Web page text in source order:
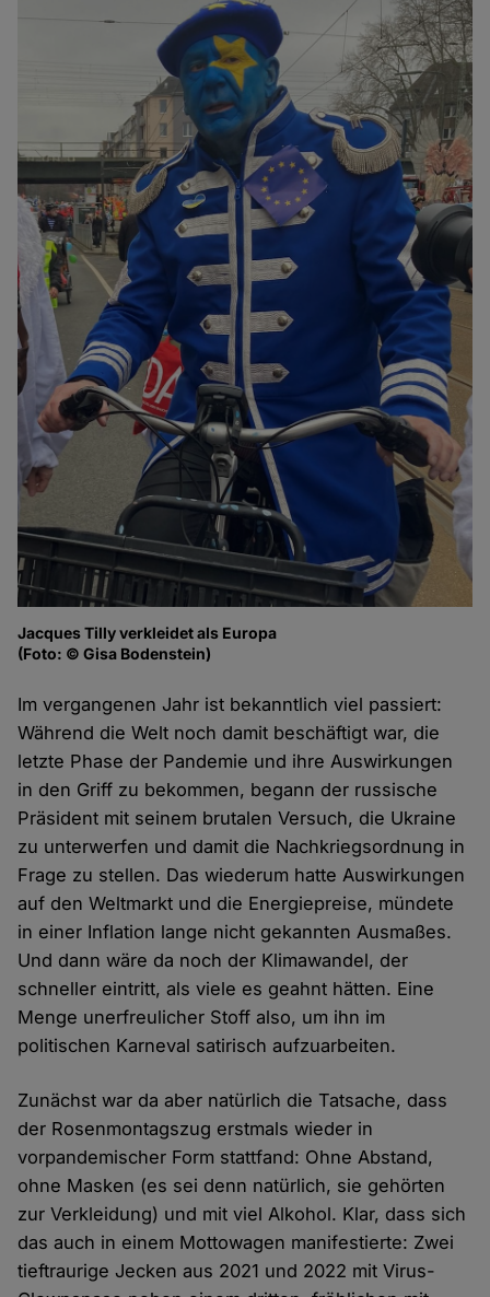
Jacques Tilly verkleidet als Europa
(Foto: © Gisa Bodenstein)
Im vergangenen Jahr ist bekanntlich viel passiert:
Während die Welt noch damit beschäftigt war, die
letzte Phase der Pandemie und ihre Auswirkungen
in den Griff zu bekommen, begann der russische
Präsident mit seinem brutalen Versuch, die Ukraine
zu unterwerfen und damit die Nachkriegsordnung in
Frage zu stellen. Das wiederum hatte Auswirkungen
auf den Weltmarkt und die Energiepreise, mündete
in einer Inflation lange nicht gekannten Ausmaßes.
Und dann wäre da noch der Klimawandel, der
schneller eintritt, als viele es geahnt hätten. Eine
Menge unerfreulicher Stoff also, um ihn im
politischen Karneval satirisch aufzuarbeiten.
Zunächst war da aber natürlich die Tatsache, dass
der Rosenmontagszug erstmals wieder in
vorpandemischer Form stattfand: Ohne Abstand,
ohne Masken (es sei denn natürlich, sie gehörten
zur Verkleidung) und mit viel Alkohol. Klar, dass sich
das auch in einem Mottowagen manifestierte: Zwei
tieftraurige Jecken aus 2021 und 2022 mit Virus-